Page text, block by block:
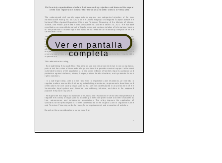
Ver en pantalla
completa